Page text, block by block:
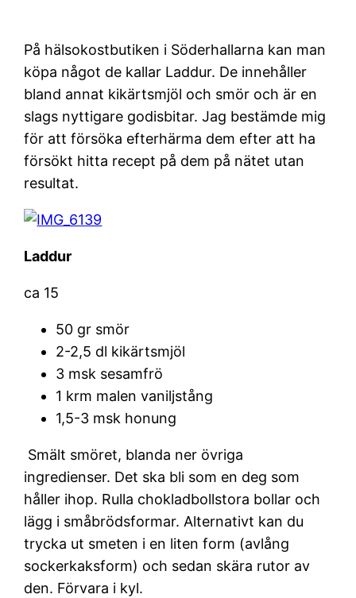
På hälsokostbutiken i Söderhallarna kan man
köpa något de kallar Laddur. De innehåller
bland annat kikärtsmjöl och smör och är en
slags nyttigare godisbitar. Jag bestämde mig
för att försöka efterhärma dem efter att ha
försökt hitta recept på dem på nätet utan
resultat.
Laddur
ca 15
50 gr smör
2-2,5 dl kikärtsmjöl
3 msk sesamfrö
1 krm malen vaniljstång
1,5-3 msk honung
Smält smöret, blanda ner övriga
ingredienser. Det ska bli som en deg som
håller ihop. Rulla chokladbollstora bollar och
lägg i småbrödsformar. Alternativt kan du
trycka ut smeten i en liten form (avlång
sockerkaksform) och sedan skära rutor av
den. Förvara i kyl.